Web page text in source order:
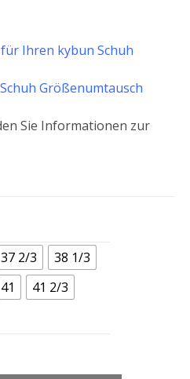
Ihren kybun Schuh
Größenumtausch
Sie Informationen zur
37 2/3
38 1/3
41
41 2/3